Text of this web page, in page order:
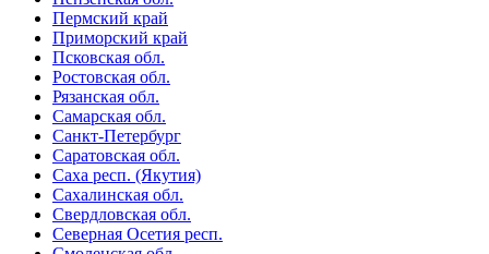
Пермский край
Приморский край
Псковская обл.
Ростовская обл.
Рязанская обл.
Самарская обл.
Санкт-Петербург
Саратовская обл.
Саха респ. (Якутия)
Сахалинская обл.
Свердловская обл.
Северная Осетия респ.